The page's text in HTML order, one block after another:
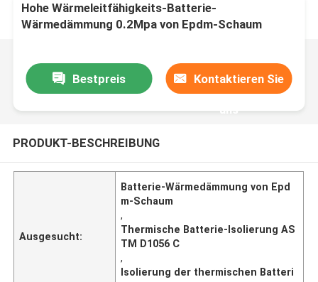
Hohe Wärmeleitfähigkeits-Batterie-
Wärmedämmung 0.2Mpa von Epdm-Schaum
Bestpreis Kontaktieren Sie
uns
PRODUKT-BESCHREIBUNG
Ausgesucht:
Batterie-Wärmedämmung von Epd
m-Schaum
,
Thermische Batterie-Isolierung AS
TM D1056 C
,
Isolierung der thermischen Batteri